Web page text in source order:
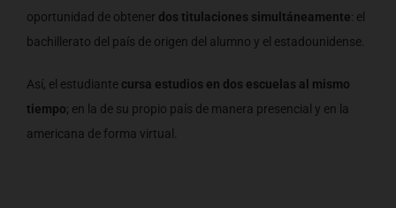
oportunidad de obtener dos titulaciones simultáneamente: el
bachillerato del país de origen del alumno y el estadounidense.
Así, el estudiante cursa estudios en dos escuelas al mismo
tiempo; en la de su propio país de manera presencial y en la
americana de forma virtual.